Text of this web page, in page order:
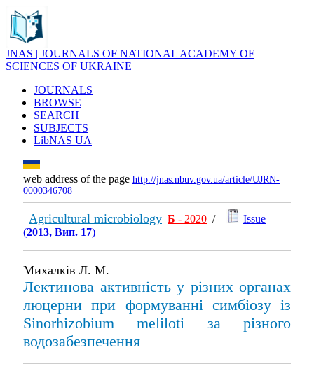
JNAS | JOURNALS OF NATIONAL ACADEMY OF
SCIENCES OF UKRAINE
JOURNALS
BROWSE
SEARCH
SUBJECTS
LibNAS UA
web address of the page http://jnas.nbuv.gov.ua/article/UJRN-
0000346708
Agricultural microbiology Б - 2020 /
Issue
(2013, Вип. 17)
Михалків Л. М.
Лектинова активність у різних органах
люцерни при формуванні симбіозу із
Sinorhizobium meliloti за різного
водозабезпечення